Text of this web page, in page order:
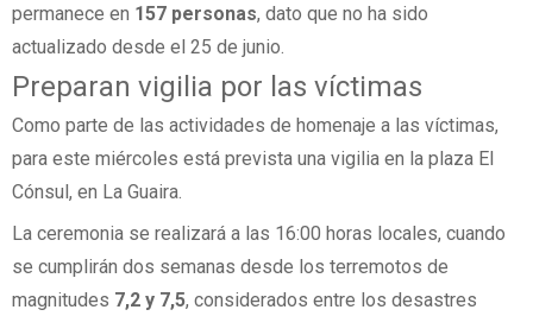
permanece en 157 personas, dato que no ha sido
actualizado desde el 25 de junio.
Preparan vigilia por las víctimas
Como parte de las actividades de homenaje a las víctimas,
para este miércoles está prevista una vigilia en la plaza El
Cónsul, en La Guaira.
La ceremonia se realizará a las 16:00 horas locales, cuando
se cumplirán dos semanas desde los terremotos de
magnitudes 7,2 y 7,5, considerados entre los desastres